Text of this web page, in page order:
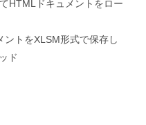
HTMLドキュメントをロー
ントをXLSM形式で保存し
ド